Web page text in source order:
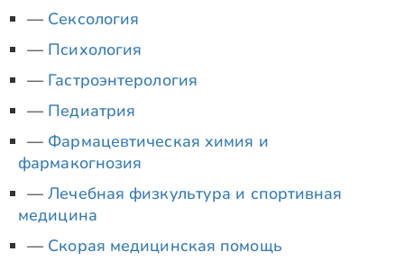
Сексология
Психология
Гастроэнтерология
Педиатрия
Фармацевтическая химия и
фармакогнозия
Лечебная физкультура и спортивная
медицина
Скорая медицинская помощь